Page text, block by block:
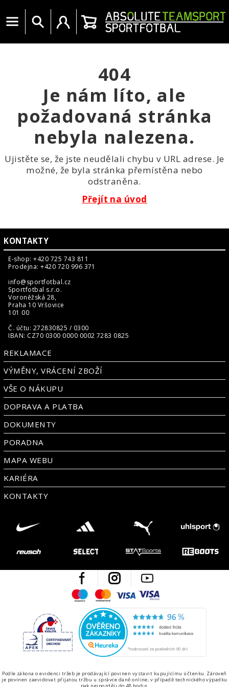
Menu Vyhledat Uživatelský účet
Košík
404
Je nám líto, ale
požadovaná stránka
nebyla nalezena.
Ujistěte se, že jste neudělali chybu v URL adrese. Je
možné, že byla stránka přemístěna nebo
odstraněna.
Přejít na úvod
KONTAKTY
E-shop: +420 725 743 811
Prodejna: +420 720 996 371
info@sportfotbal.cz
Sportfotbal s.r.o.
Voroněžská 28,
Praha 10 Vršovice
101 00
Č. účtu: 272830825 / 0300
IBAN: CZ70 0300 0000 0002 7283 0825
REKLAMACE
VÝMĚNY, VRÁCENÍ ZBOŽÍ
VŠE O NÁKUPU
DOPRAVA A PLATBA
DOKUMENTY
PORADNA
MAPA WEBU
KARIÉRA
KONTAKTY
Facebook Instagram
MaestroMastercard
Visa
Česká kvalita
Podle zákona o evidenci tržeb je prodávající povinen vystavit kupujícímu účtenku. Zároveň
je povinen zaevidovat přijatou tržbu u správce daně online; v případě technického výpadku